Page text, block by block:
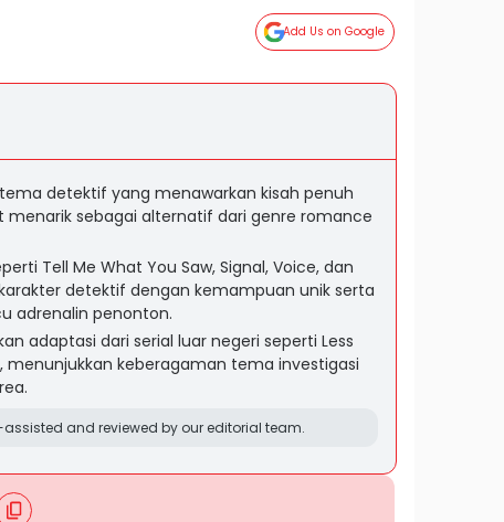
Add Us on Google
detektif yang menawarkan kisah penuh
menarik sebagai alternatif dari genre romance
Tell Me What You Saw, Signal, Voice, dan
detektif dengan kemampuan unik serta
adrenalin penonton.
adaptasi dari serial luar negeri seperti Less
menunjukkan keberagaman tema investigasi
and reviewed by our editorial team.